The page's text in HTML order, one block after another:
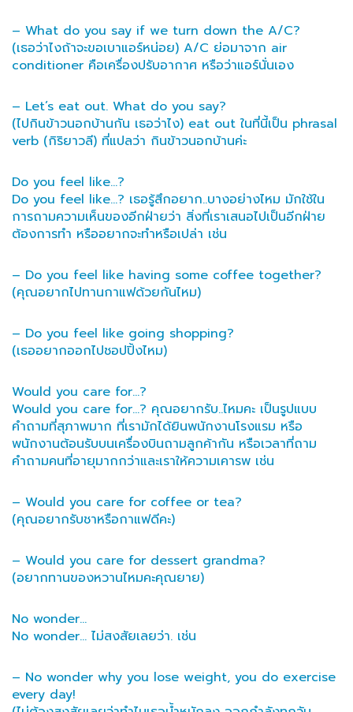
– What do you say if we turn down the A/C?
(เธอว่าไงถ้าจะขอเบาแอร์หน่อย) A/C ย่อมาจาก air
conditioner คือเครื่องปรับอากาศ หรือว่าแอร์นั่นเอง
– Let’s eat out. What do you say?
(ไปกินข้าวนอกบ้านกัน เธอว่าไง) eat out ในที่นี้เป็น phrasal
verb (กิริยาวลี) ที่แปลว่า กินข้าวนอกบ้านค่ะ
Do you feel like…?
Do you feel like…? เธอรู้สึกอยาก..บางอย่างไหม มักใช้ใน
การถามความเห็นของอีกฝ่ายว่า สิ่งที่เราเสนอไปเป็นอีกฝ่าย
ต้องการทำ หรืออยากจะทำหรือเปล่า เช่น
– Do you feel like having some coffee together?
(คุณอยากไปทานกาแฟด้วยกันไหม)
– Do you feel like going shopping?
(เธออยากออกไปชอปปิ้งไหม)
Would you care for…?
Would you care for…? คุณอยากรับ..ไหมคะ เป็นรูปแบบ
คำถามที่สุภาพมาก ที่เรามักได้ยินพนักงานโรงแรม หรือ
พนักงานต้อนรับบนเครื่องบินถามลูกค้ากัน หรือเวลาที่ถาม
คำถามคนที่อายุมากกว่าและเราให้ความเคารพ เช่น
– Would you care for coffee or tea?
(คุณอยากรับชาหรือกาแฟดีคะ)
– Would you care for dessert grandma?
(อยากทานของหวานไหมคะคุณยาย)
No wonder…
No wonder… ไม่สงสัยเลยว่า. เช่น
– No wonder why you lose weight, you do exercise
every day!